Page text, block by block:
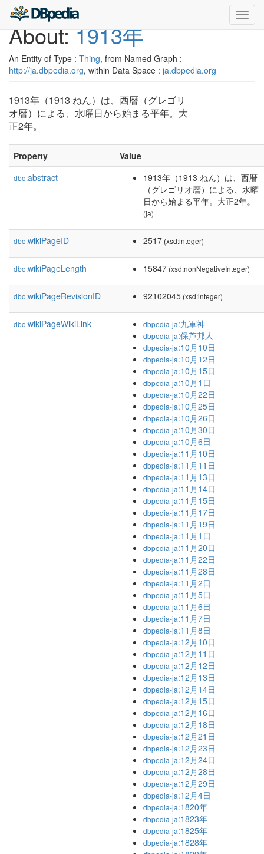
About:1913年
An Entity of Type : Thing, from Named Graph :
http://ja.dbpedia.org, within Data Space : ja.dbpedia.org
1913年（1913 ねん）は、西暦（グレゴリ
オ暦）による、水曜日から始まる平年。大
正2年。
Property Value
dbo:abstract
1913年（1913 ねん）は、西暦
（グレゴリオ暦）による、水曜
日から始まる平年。大正2年。
(ja)
dbo:wikiPageID 2517 (xsd:integer)
dbo:wikiPageLength 15847 (xsd:nonNegativeInteger)
dbo:wikiPageRevisionID 92102045 (xsd:integer)
dbo:wikiPageWikiLink dbpedia-ja:九軍神
dbpedia-ja:保芦邦人
dbpedia-ja:10月10日
dbpedia-ja:10月12日
dbpedia-ja:10月15日
dbpedia-ja:10月1日
dbpedia-ja:10月22日
dbpedia-ja:10月25日
dbpedia-ja:10月26日
dbpedia-ja:10月30日
dbpedia-ja:10月6日
dbpedia-ja:11月10日
dbpedia-ja:11月11日
dbpedia-ja:11月13日
dbpedia-ja:11月14日
dbpedia-ja:11月15日
dbpedia-ja:11月17日
dbpedia-ja:11月19日
dbpedia-ja:11月1日
dbpedia-ja:11月20日
dbpedia-ja:11月22日
dbpedia-ja:11月28日
dbpedia-ja:11月2日
dbpedia-ja:11月5日
dbpedia-ja:11月6日
dbpedia-ja:11月7日
dbpedia-ja:11月8日
dbpedia-ja:12月10日
dbpedia-ja:12月11日
dbpedia-ja:12月12日
dbpedia-ja:12月13日
dbpedia-ja:12月14日
dbpedia-ja:12月15日
dbpedia-ja:12月16日
dbpedia-ja:12月18日
dbpedia-ja:12月21日
dbpedia-ja:12月23日
dbpedia-ja:12月24日
dbpedia-ja:12月28日
dbpedia-ja:12月29日
dbpedia-ja:12月4日
dbpedia-ja:1820年
dbpedia-ja:1823年
dbpedia-ja:1825年
dbpedia-ja:1828年